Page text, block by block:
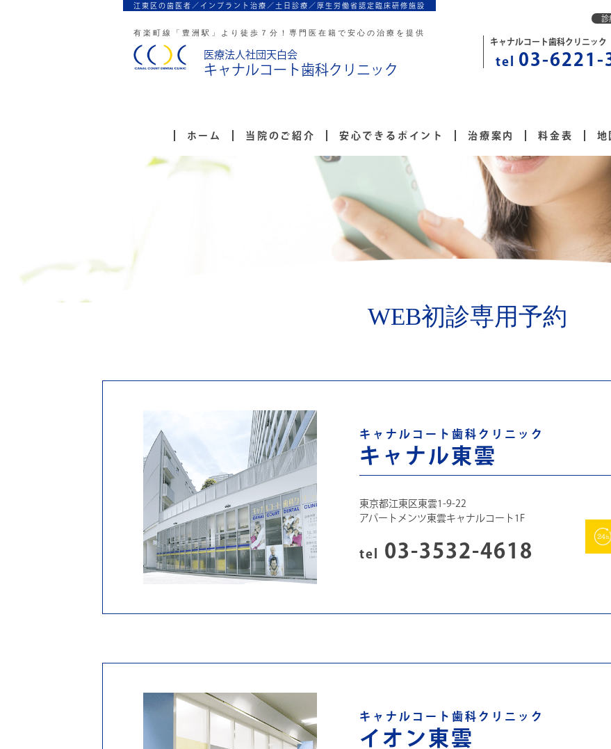
江東区の歯医者／インプラント治療／ 土日診療／厚生労働省認定臨床研修施設
有楽町線「豊洲駅」より徒歩７分！ 専門医在籍で安心の治療を提供
医療法人社団天白会
キャナルコート歯科クリニック
診
キャナルコート歯科クリニッ
tel 03-6221-
ホーム 当院のご紹介 安心できるポイント 治療案内 料金表 地
WEB初診専用予約
キャナルコート歯科クリニック
キャナル東雲
東京都江東区東雲1-9-22
アパートメンツ東雲キャナルコート1F
tel 03-3532-4618
キャナルコート歯科クリニック
イオン東雲